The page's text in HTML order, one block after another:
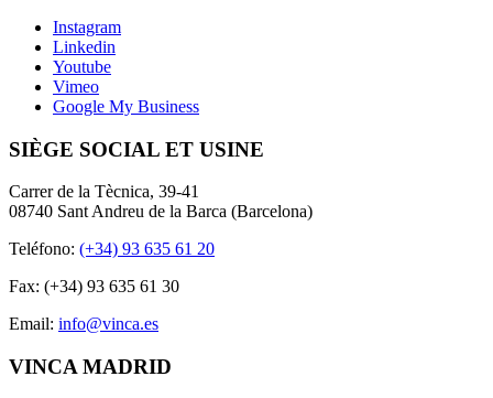
Instagram
Linkedin
Youtube
Vimeo
Google My Business
SIÈGE SOCIAL ET USINE
Carrer de la Tècnica, 39-41
08740 Sant Andreu de la Barca (Barcelona)
Teléfono: (+34) 93 635 61 20
Fax: (+34) 93 635 61 30
Email: info@vinca.es
VINCA MADRID